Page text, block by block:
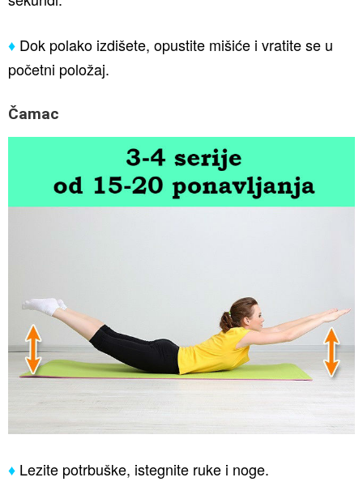
♦ Dok polako izdišete, opustite mišiće i vratite se u
početni položaj.
Čamac
♦ Lezite potrbuške, istegnite ruke i noge.